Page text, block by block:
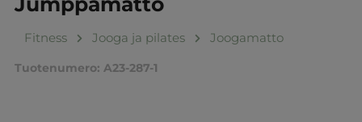
Fitness Jooga ja pilates Joogamatto
Tuotenumero: A23-287-1